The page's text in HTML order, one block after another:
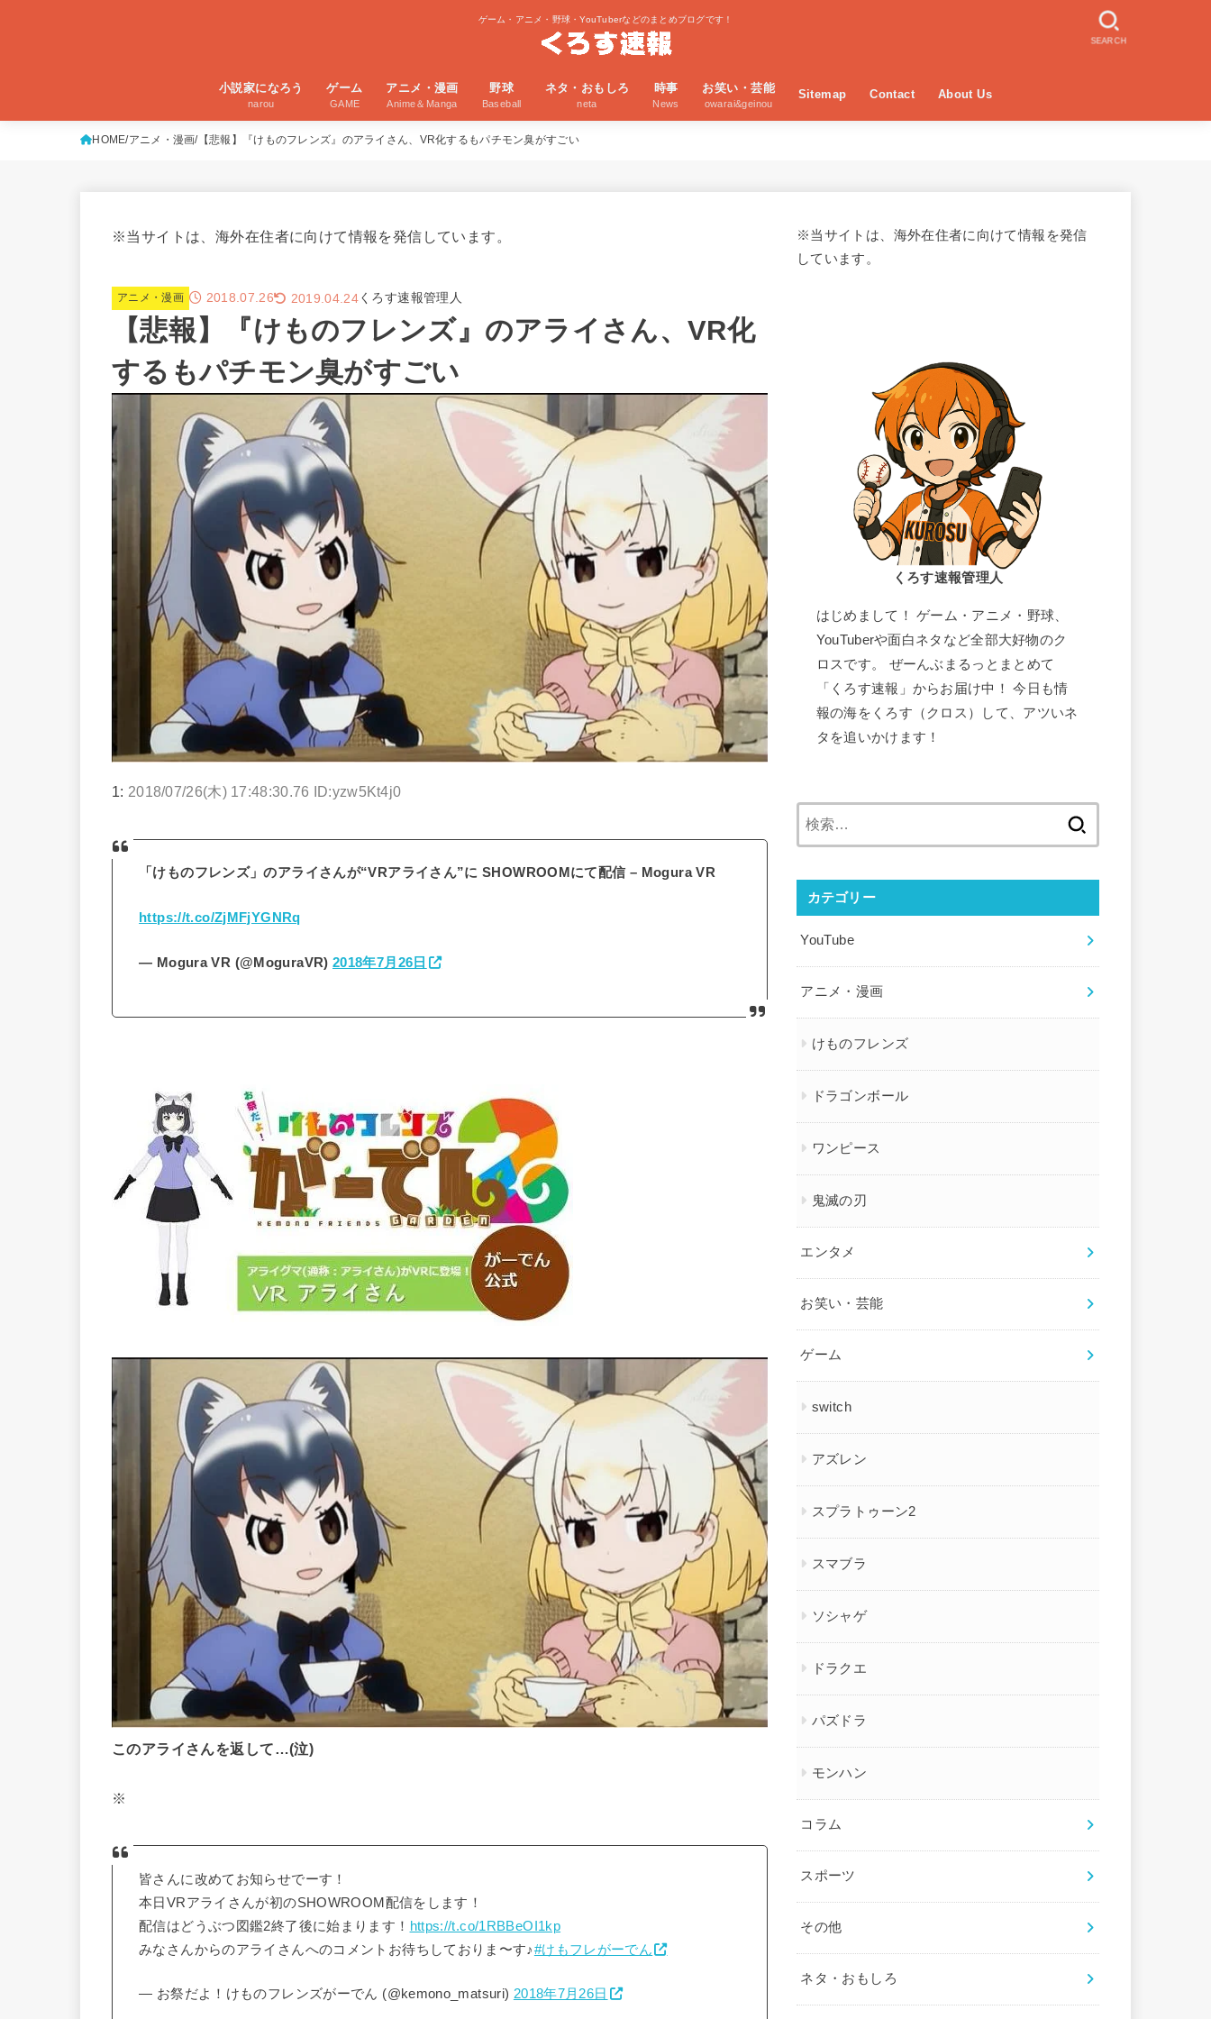
ゲーム・アニメ・野球・YouTuberなどのまとめブログです！
小説家になろう
narou
ゲーム
GAME
アニメ・漫画
Anime＆Manga
野球
Baseball
ネタ・おもしろ
neta
時事
News
お笑い・芸能
owarai&geinou
Sitemap Contact About Us
SEARCH
HOME アニメ・漫画 【悲報】『けものフレンズ』のアライさん、VR化するもパチモン臭がすごい
※当サイトは、海外在住者に向けて情報を発信しています。
アニメ・漫画 2018.07.26 2019.04.24くろす速報管理人
【悲報】『けものフレンズ』のアライさん、VR化
するもパチモン臭がすごい
1: 2018/07/26(木) 17:48:30.76 ID:yzw5Kt4j0
「けものフレンズ」のアライさんが“VRアライさん”に SHOWROOMにて配信 – Mogura VR
https://t.co/ZjMFjYGNRq
— Mogura VR (@MoguraVR)2018年7月26日
このアライさんを返して…(泣)
※
皆さんに改めてお知らせでーす！
本日VRアライさんが初のSHOWROOM配信をします！
配信はどうぶつ図鑑2終了後に始まります！ https://t.co/1RBBeOI1kp
みなさんからのアライさんへのコメントお待ちしておりま〜す♪#けもフレがーでん
— お祭だよ！けものフレンズがーでん (@kemono_matsuri) 2018年7月26日
※当サイトは、海外在住者に向けて情報を発信
しています。
くろす速報管理人
はじめまして！ ゲーム・アニメ・野球、
YouTuberや面白ネタなど全部大好物のク
ロスです。 ぜーんぶまるっとまとめて
「くろす速報」からお届け中！ 今日も情
報の海をくろす（クロス）して、アツいネ
タを追いかけます！
カテゴリー
YouTube
アニメ・漫画
けものフレンズ
ドラゴンボール
ワンピース
鬼滅の刃
エンタメ
お笑い・芸能
ゲーム
switch
アズレン
スプラトゥーン2
スマブラ
ソシャゲ
ドラクエ
パズドラ
モンハン
コラム
スポーツ
その他
ネタ・おもしろ